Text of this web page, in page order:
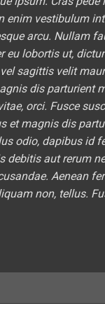
enim vestibulum
arcu. Nullam
eu lobortis ut,
sagittis velit
dis parturient
orci. Fusce
et magnis dis
odio, dapibus id
debitis aut rerum
Aenean
non, tellus.